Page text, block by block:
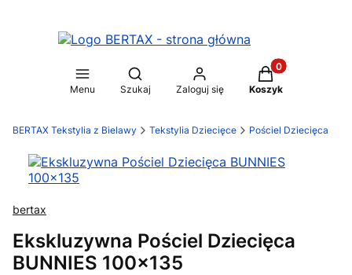
Menu
Otwórz wyszukiwarkę
Szukaj Zaloguj się
Produkty w
Koszyk
BERTAX Tekstylia z Bielawy Tekstylia Dziecięce Pościel Dziecięca
bertax
Ekskluzywna Pościel Dziecięca
BUNNIES 100x135